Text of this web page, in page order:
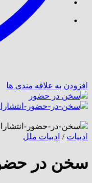
افزودن به علاقه مندی ها
ادبیات / ادبیات ملل
سخن در